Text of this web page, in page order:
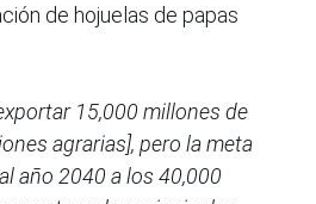
de hojuelas de papas
15,000 millones de
agrarias], pero la meta
año 2040 a los 40,000